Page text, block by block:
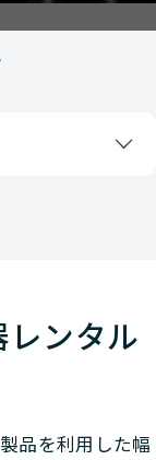
ンタル
品を利用した幅